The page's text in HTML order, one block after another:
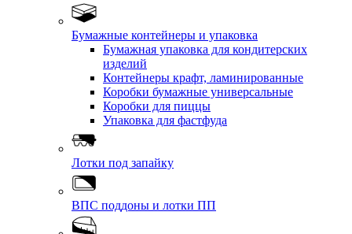
Бумажные контейнеры и упаковка
Бумажная упаковка для кондитерских
изделий
Контейнеры крафт, ламинированные
Коробки бумажные универсальные
Коробки для пиццы
Упаковка для фастфуда
Лотки под запайку
ВПС поддоны и лотки ПП